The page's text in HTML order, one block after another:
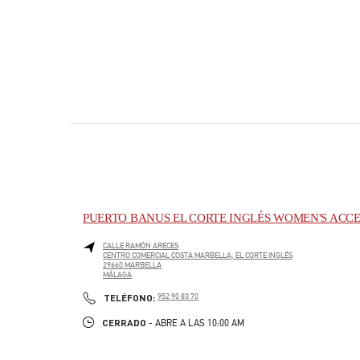
PUERTO BANUS EL CORTE INGLÉS WOMEN'S
CALLE RAMÓN ARECES
CENTRO COMERCIAL COSTA MARBELLA, EL CORTE INGLÉS
29660 MARBELLA
MÁLAGA
TELÉFONO: PHONE
952 90 83 70
CERRADO - ABRE A LAS 10:00 AM